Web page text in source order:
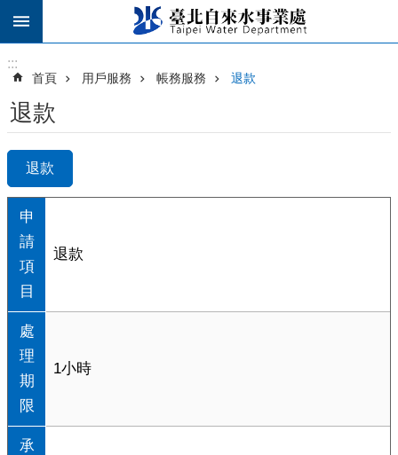
跳到主要內容區塊
:::
首頁 用戶服務 帳務服務 退款
退款
退款
申
請
項
目
退款
處
理
期
限
1小時
承